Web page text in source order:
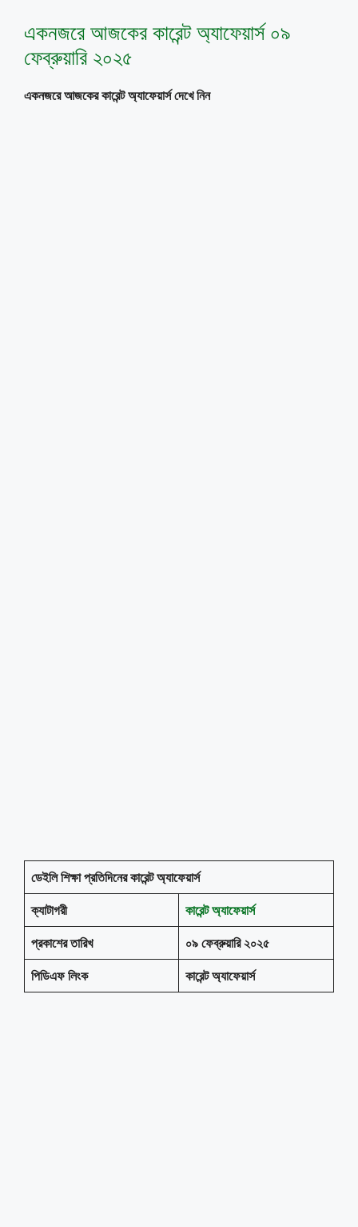
একনজরে আজকের কারেন্ট অ্যাফেয়ার্স ০৯
ফেব্রুয়ারি ২০২৫
একনজরে আজকের কারেন্ট অ্যাফেয়ার্স দেখে নিন
ডেইলি শিক্ষা প্রতিদিনের কারেন্ট অ্যাফেয়ার্স
ক্যাটাগরী কারেন্ট অ্যাফেয়ার্স
প্রকাশের তারিখ ০৯ ফেব্রুয়ারি ২০২৫
পিডিএফ লিংক কারেন্ট অ্যাফেয়ার্স